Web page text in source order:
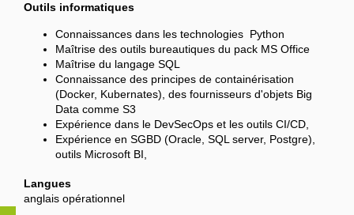
Outils informatiques
Connaissances dans les technologies Python
Maîtrise des outils bureautiques du pack MS Office
Maîtrise du langage SQL
Connaissance des principes de containérisation
(Docker, Kubernates), des fournisseurs d'objets Big
Data comme S3
Expérience dans le DevSecOps et les outils CI/CD,
Expérience en SGBD (Oracle, SQL server, Postgre),
outils Microsoft BI,
Langues
anglais opérationnel